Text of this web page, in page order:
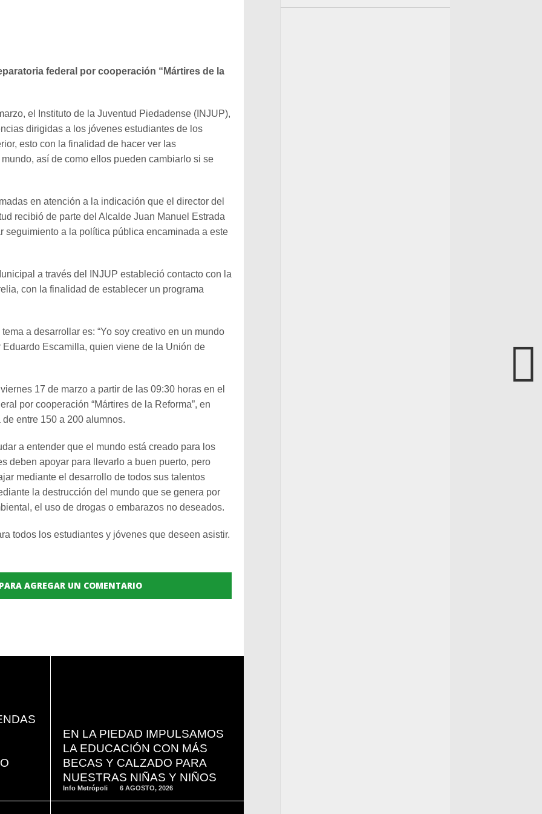
federal por cooperación “Mártires de la
el Instituto de la Juventud Piedadense (INJUP),
dirigidas a los jóvenes estudiantes de los
esto con la finalidad de hacer ver las
así de como ellos pueden cambiarlo si se
en atención a la indicación que el director del
recibió de parte del Alcalde Juan Manuel Estrada
seguimiento a la política pública encaminada a este
a través del INJUP estableció contacto con la
con la finalidad de establecer un programa
a desarrollar es: “Yo soy creativo en un mundo
Eduardo Escamilla, quien viene de la Unión de
17 de marzo a partir de las 09:30 horas en el
por cooperación “Mártires de la Reforma”, en
entre 150 a 200 alumnos.
a entender que el mundo está creado para los
deben apoyar para llevarlo a buen puerto, pero
mediante el desarrollo de todos sus talentos
la destrucción del mundo que se genera por
el uso de drogas o embarazos no deseados.
todos los estudiantes y jóvenes que deseen asistir.
AGREGAR UN COMENTARIO
EN LA PIEDAD IMPULSAMOS
LA EDUCACIÓN CON MÁS
BECAS Y CALZADO PARA
NUESTRAS NIÑAS Y NIÑOS
Info Metrópoli 6 AGOSTO, 2026